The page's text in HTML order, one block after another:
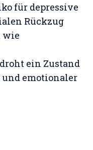
für depressive
Rückzug
wie
ein Zustand
emotionaler